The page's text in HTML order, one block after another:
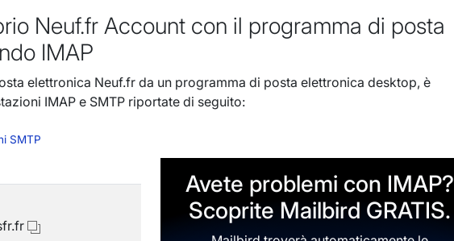
Neuf.fr Account con il programma di posta
IMAP
elettronica Neuf.fr da un programma di posta elettronica desktop, è
IMAP e SMTP riportate di seguito:
SMTP
Avete problemi con IMAP?
Scoprite Mailbird GRATIS.